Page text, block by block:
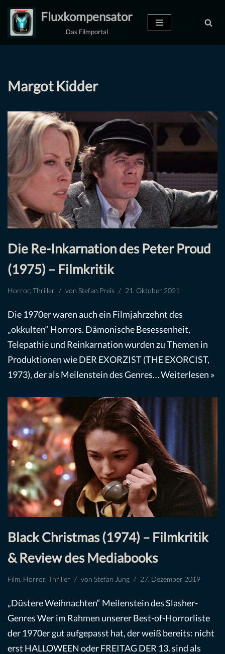
Zum
Inhalt
Fluxkompensator
Das Filmportal
Margot Kidder
Die Re-Inkarnation des Peter Proud
(1975) – Filmkritik
Horror Thriller von Stefan Preis 21. Oktober 2021
Die 1970er waren auch ein Filmjahrzehnt des
„okkulten“ Horrors. Dämonische Besessenheit,
Telepathie und Reinkarnation wurden zu Themen in
Produktionen wie DER EXORZIST (THE EXORCIST,
1973), der als Meilenstein des Genres…Weiterlesen »
Black Christmas (1974) – Filmkritik
& Review des Mediabooks
Film Horror Thriller von Stefan Jung 27. Dezember 2019
„Düstere Weihnachten“ Meilenstein des Slasher-
Genres Wer im Rahmen unserer Best-of-Horrorliste
der 1970er gut aufgepasst hat, der weiß bereits: nicht
erst HALLOWEEN oder FREITAG DER 13. sind als